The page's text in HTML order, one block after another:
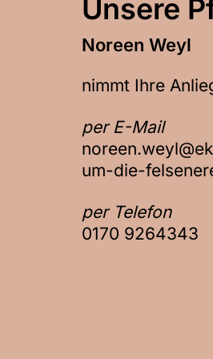
Unsere
Noreen Weyl
nimmt Ihre
per E-Mail
um-die-
per Telefon
0170 9264343